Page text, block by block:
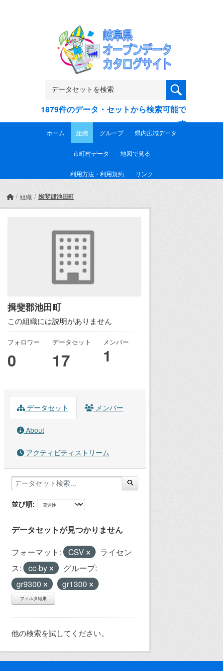
1879件のデータ・セットから検索可能で
す
ホーム 組織 グループ 県内広域データ
市町村データ 地図で見る
利用方法・利用規約 リンク
組織 揖斐郡池田町
揖斐郡池田町
この組織には説明がありません
フォロワー
0
データセット
17
メンバー
1
データセット メンバー
About
アクティビティストリーム
並び順
データセットが見つかりません
フォーマット: CSV
ライセン
ス:
cc-by
グループ:
gr9300
gr1300
フィルタ結果
他の検索を試してください。